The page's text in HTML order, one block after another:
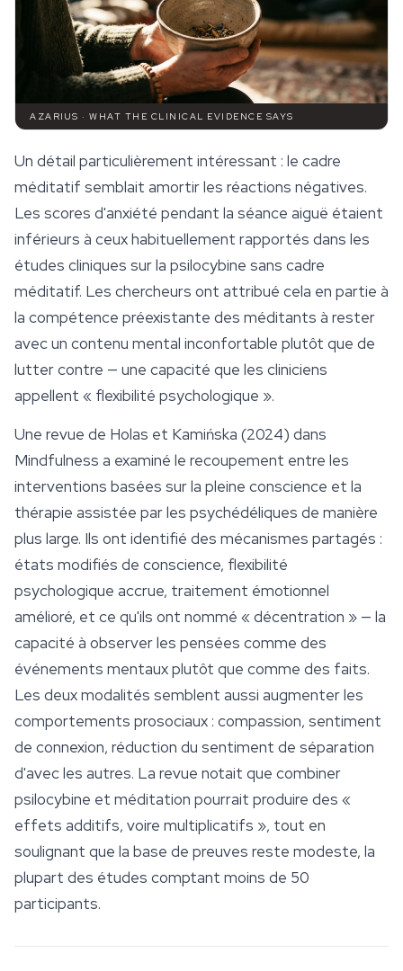
AZARIUS · WHAT THE CLINICAL EVIDENCE SAYS
Un détail particulièrement intéressant : le cadre
méditatif semblait amortir les réactions négatives.
Les scores d'anxiété pendant la séance aiguë étaient
inférieurs à ceux habituellement rapportés dans les
études cliniques sur la psilocybine sans cadre
méditatif. Les chercheurs ont attribué cela en partie à
la compétence préexistante des méditants à rester
avec un contenu mental inconfortable plutôt que de
lutter contre — une capacité que les cliniciens
appellent « flexibilité psychologique ».
Une revue de Holas et Kamińska (2024) dans
Mindfulness a examiné le recoupement entre les
interventions basées sur la pleine conscience et la
thérapie assistée par les psychédéliques de manière
plus large. Ils ont identifié des mécanismes partagés :
états modifiés de conscience, flexibilité
psychologique accrue, traitement émotionnel
amélioré, et ce qu'ils ont nommé « décentration » — la
capacité à observer les pensées comme des
événements mentaux plutôt que comme des faits.
Les deux modalités semblent aussi augmenter les
comportements prosociaux : compassion, sentiment
de connexion, réduction du sentiment de séparation
d'avec les autres. La revue notait que combiner
psilocybine et méditation pourrait produire des «
effets additifs, voire multiplicatifs », tout en
soulignant que la base de preuves reste modeste, la
plupart des études comptant moins de 50
participants.